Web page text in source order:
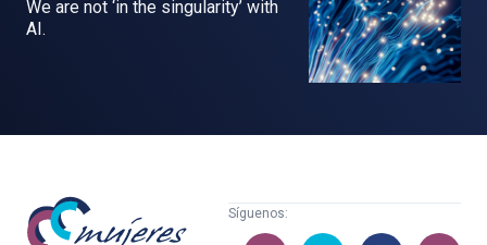
We are not ‘in the singularity’ with
AI.
Mujeres
con
Síguenos: